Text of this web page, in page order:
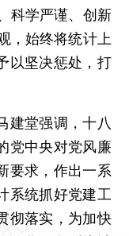
科学严谨、创新
，始终将统计上
以坚决惩处，打
堂强调，十八
党中央对党风廉
要求，作出一系
系统抓好党建工
彻落实，为加快